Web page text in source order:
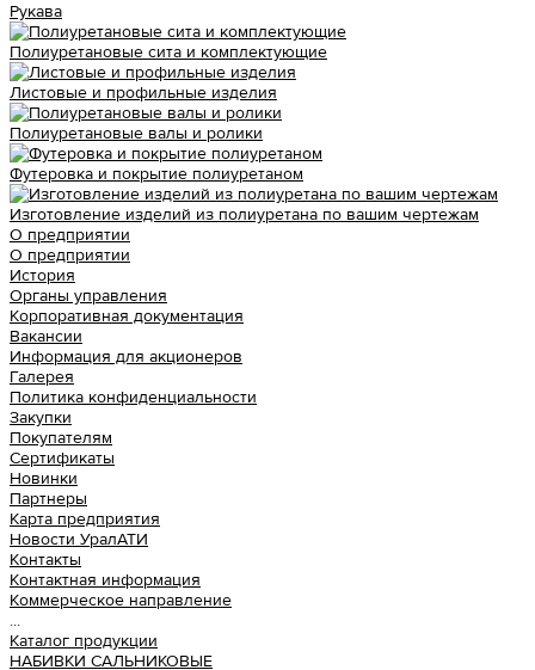
Рукава
Полиуретановые сита и комплектующие
Листовые и профильные изделия
Полиуретановые валы и ролики
Футеровка и покрытие полиуретаном
Изготовление изделий из полиуретана по вашим чертежам
О предприятии
О предприятии
История
Органы управления
Корпоративная документация
Вакансии
Информация для акционеров
Галерея
Политика конфиденциальности
Закупки
Покупателям
Сертификаты
Новинки
Партнеры
Карта предприятия
Новости УралАТИ
Контакты
Контактная информация
Коммерческое направление
...
Каталог продукции
НАБИВКИ САЛЬНИКОВЫЕ